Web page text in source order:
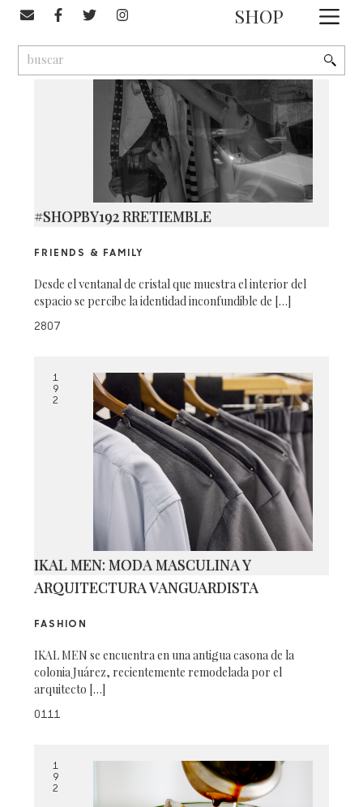
SHOP
#SHOPBY192 RRETIEMBLE
FRIENDS & FAMILY
Desde el ventanal de cristal que muestra el interior del
espacio se percibe la identidad inconfundible de […]
2807
1
9
2
IKAL MEN: MODA MASCULINA Y
ARQUITECTURA VANGUARDISTA
FASHION
IKAL MEN se encuentra en una antigua casona de la
colonia Juárez, recientemente remodelada por el
arquitecto […]
0111
1
9
2